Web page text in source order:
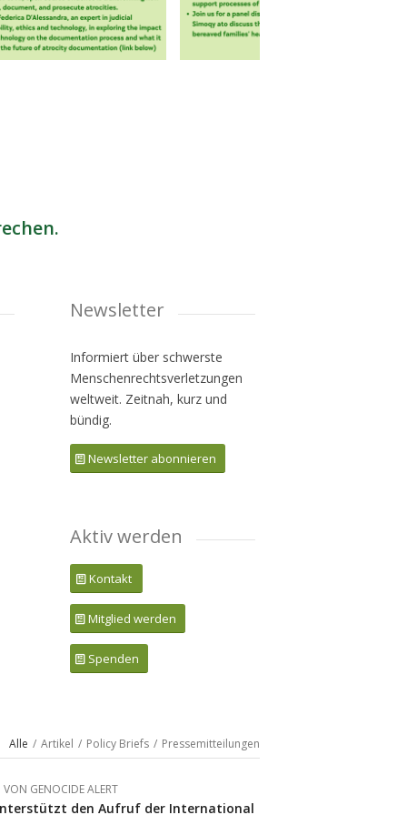
Newsletter
Informiert über schwerste
Menschenrechtsverletzungen
weltweit. Zeitnah, kurz und
bündig.
Newsletter abonnieren
Aktiv werden
Kontakt
Mitglied werden
Spenden
Alle / Artikel / Policy Briefs / Pressemitteilungen
VON GENOCIDE ALERT
den Aufruf der International